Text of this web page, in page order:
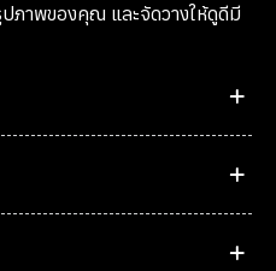
ภาพของคุณ และจัดวางให้ดูดีมี